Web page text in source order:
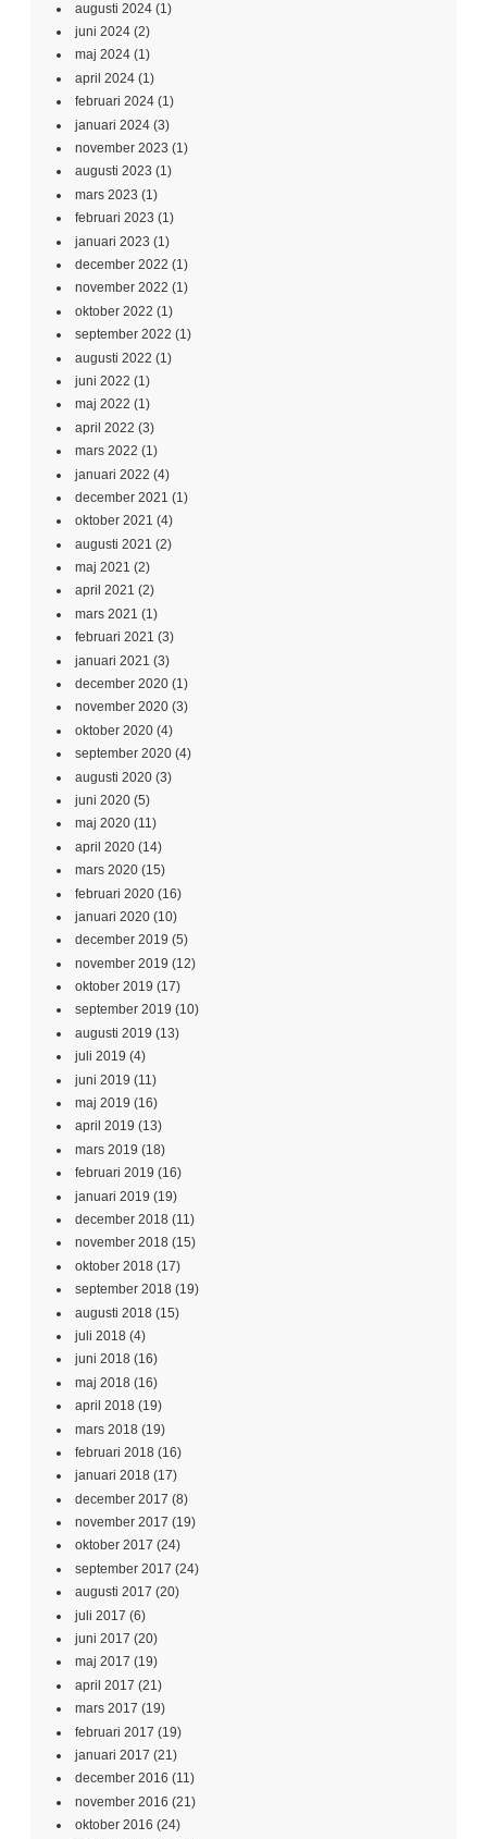
augusti 2024 (1)
juni 2024 (2)
maj 2024 (1)
april 2024 (1)
februari 2024 (1)
januari 2024 (3)
november 2023 (1)
augusti 2023 (1)
mars 2023 (1)
februari 2023 (1)
januari 2023 (1)
december 2022 (1)
november 2022 (1)
oktober 2022 (1)
september 2022 (1)
augusti 2022 (1)
juni 2022 (1)
maj 2022 (1)
april 2022 (3)
mars 2022 (1)
januari 2022 (4)
december 2021 (1)
oktober 2021 (4)
augusti 2021 (2)
maj 2021 (2)
april 2021 (2)
mars 2021 (1)
februari 2021 (3)
januari 2021 (3)
december 2020 (1)
november 2020 (3)
oktober 2020 (4)
september 2020 (4)
augusti 2020 (3)
juni 2020 (5)
maj 2020 (11)
april 2020 (14)
mars 2020 (15)
februari 2020 (16)
januari 2020 (10)
december 2019 (5)
november 2019 (12)
oktober 2019 (17)
september 2019 (10)
augusti 2019 (13)
juli 2019 (4)
juni 2019 (11)
maj 2019 (16)
april 2019 (13)
mars 2019 (18)
februari 2019 (16)
januari 2019 (19)
december 2018 (11)
november 2018 (15)
oktober 2018 (17)
september 2018 (19)
augusti 2018 (15)
juli 2018 (4)
juni 2018 (16)
maj 2018 (16)
april 2018 (19)
mars 2018 (19)
februari 2018 (16)
januari 2018 (17)
december 2017 (8)
november 2017 (19)
oktober 2017 (24)
september 2017 (24)
augusti 2017 (20)
juli 2017 (6)
juni 2017 (20)
maj 2017 (19)
april 2017 (21)
mars 2017 (19)
februari 2017 (19)
januari 2017 (21)
december 2016 (11)
november 2016 (21)
oktober 2016 (24)